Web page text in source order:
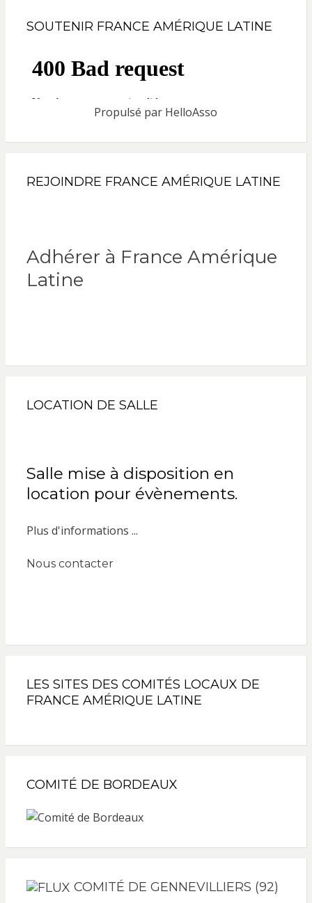
SOUTENIR FRANCE AMÉRIQUE LATINE
Propulsé par HelloAsso
REJOINDRE FRANCE AMÉRIQUE LATINE
Adhérer à France Amérique
Latine
LOCATION DE SALLE
Salle mise à disposition en
location pour évènements.
Plus d'informations ...
Nous contacter
LES SITES DES COMITÉS LOCAUX DE
FRANCE AMÉRIQUE LATINE
COMITÉ DE BORDEAUX
COMITÉ DE GENNEVILLIERS (92)